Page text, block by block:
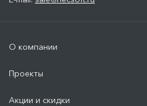
О компании
Проекты
Акции и скидки